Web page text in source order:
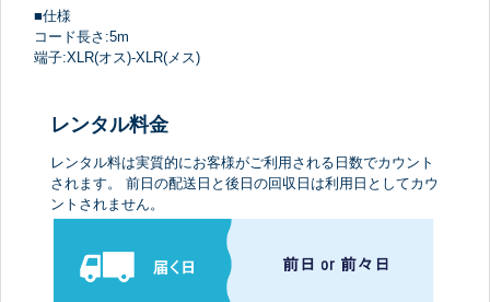
■仕様
コード長さ:5m
端子:XLR(オス)-XLR(メス)
レンタル料金
レンタル料は実質的にお客様がご利用される日数でカウント
されます。 前日の配送日と後日の回収日は利用日としてカウ
ントされません。